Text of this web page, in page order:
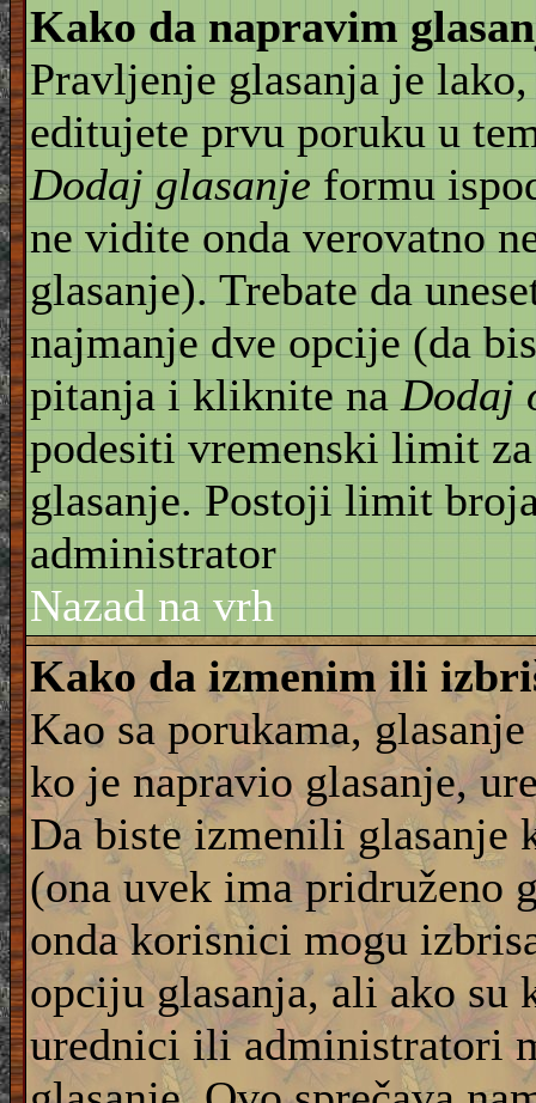
Kako da napravim
Pravljenje glasanja je
editujete prvu poruku u
Dodaj glasanjeformu
ne vidite onda verovatno
glasanje). Trebate da
najmanje dve opcije (da
pitanja i kliknite naDodaj
podesiti vremenski limit
glasanje. Postoji limit
administrator
Nazad na vrh
Kako da izmenim ili
Kao sa porukama,
ko je napravio glasanje,
Da biste izmenili glasanje
(ona uvek ima pridruženo
onda korisnici mogu
opciju glasanja, ali ako su
urednici ili administratori